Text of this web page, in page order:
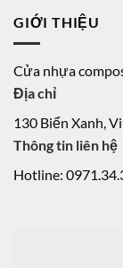
Cửa nhựa
Địa chỉ
130 Biển Xanh,
Thông tin liên hệ
Hotline: